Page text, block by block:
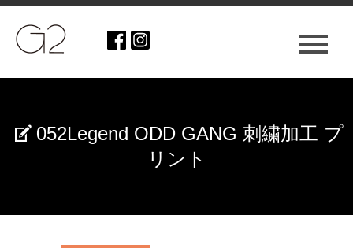
052Legend ODD GANG 刺繍加工 プ
リント